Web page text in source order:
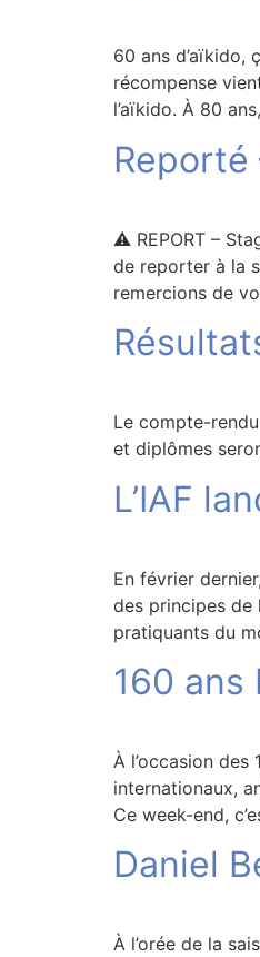
60 ans d’aïkido,
récompense
l’aïkido. À 80
⚠️ REPORT –
de reporter à la
remercions de
Le compte-
et diplômes
L’IAF
En février
des principes de
pratiquants du
160 ans
À l’occasion
internationaux,
Ce week-end,
Daniel
À l’orée de la